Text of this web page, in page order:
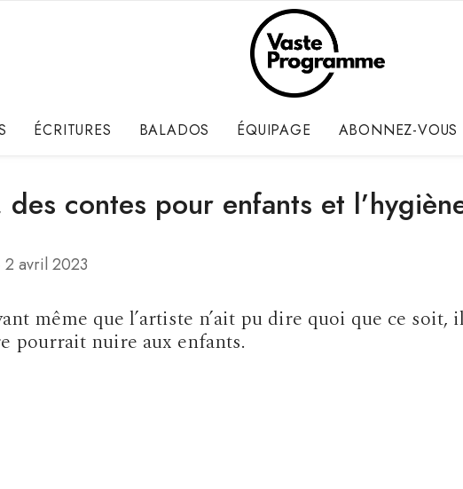
ÉCRITURES BALADOS ÉQUIPAGE ABONNEZ-VOUS
des contes pour enfants et
2 avril 2023
même que l’artiste n’ait pu dire quoi que ce
pourrait nuire aux enfants.